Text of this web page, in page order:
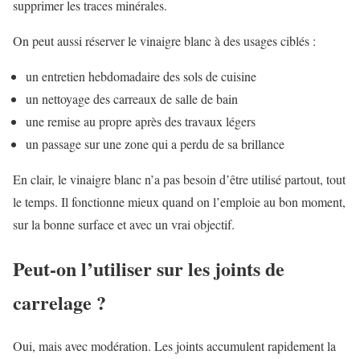
supprimer les traces minérales.
On peut aussi réserver le vinaigre blanc à des usages ciblés :
un entretien hebdomadaire des sols de cuisine
un nettoyage des carreaux de salle de bain
une remise au propre après des travaux légers
un passage sur une zone qui a perdu de sa brillance
En clair, le vinaigre blanc n’a pas besoin d’être utilisé partout, tout
le temps. Il fonctionne mieux quand on l’emploie au bon moment,
sur la bonne surface et avec un vrai objectif.
Peut-on l’utiliser sur les joints de
carrelage ?
Oui, mais avec modération. Les joints accumulent rapidement la